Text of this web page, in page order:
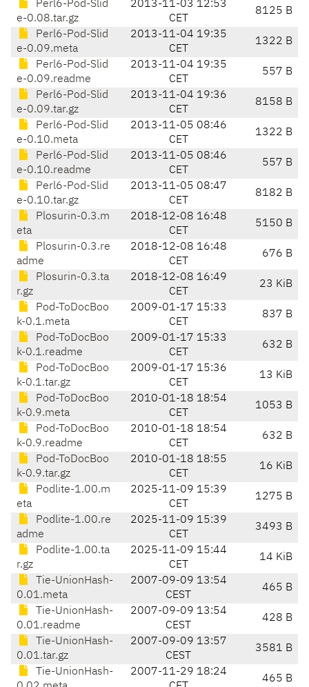
Perl6-Pod-Slid
e-0.08.tar.gz
2013-11-03 12:53
CET
8125 B
Perl6-Pod-Slid
e-0.09.meta
2013-11-04 19:35
CET
1322 B
Perl6-Pod-Slid
e-0.09.readme
2013-11-04 19:35
CET
557 B
Perl6-Pod-Slid
e-0.09.tar.gz
2013-11-04 19:36
CET
8158 B
Perl6-Pod-Slid
e-0.10.meta
2013-11-05 08:46
CET
1322 B
Perl6-Pod-Slid
e-0.10.readme
2013-11-05 08:46
CET
557 B
Perl6-Pod-Slid
e-0.10.tar.gz
2013-11-05 08:47
CET
8182 B
Plosurin-0.3.m
eta
2018-12-08 16:48
CET
5150 B
Plosurin-0.3.re
adme
2018-12-08 16:48
CET
676 B
Plosurin-0.3.ta
r.gz
2018-12-08 16:49
CET
23 KiB
Pod-ToDocBoo
k-0.1.meta
2009-01-17 15:33
CET
837 B
Pod-ToDocBoo
k-0.1.readme
2009-01-17 15:33
CET
632 B
Pod-ToDocBoo
k-0.1.tar.gz
2009-01-17 15:36
CET
13 KiB
Pod-ToDocBoo
k-0.9.meta
2010-01-18 18:54
CET
1053 B
Pod-ToDocBoo
k-0.9.readme
2010-01-18 18:54
CET
632 B
Pod-ToDocBoo
k-0.9.tar.gz
2010-01-18 18:55
CET
16 KiB
Podlite-1.00.m
eta
2025-11-09 15:39
CET
1275 B
Podlite-1.00.re
adme
2025-11-09 15:39
CET
3493 B
Podlite-1.00.ta
r.gz
2025-11-09 15:44
CET
14 KiB
Tie-UnionHash-
0.01.meta
2007-09-09 13:54
CEST
465 B
Tie-UnionHash-
0.01.readme
2007-09-09 13:54
CEST
428 B
Tie-UnionHash-
0.01.tar.gz
2007-09-09 13:57
CEST
3581 B
Tie-UnionHash-
2007-11-29 18:24
465 B